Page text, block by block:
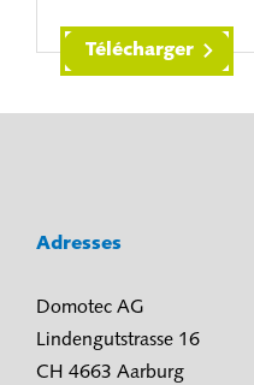
Télécharger
Adresses
Domotec AG
Lindengutstrasse 16
CH 4663 Aarburg